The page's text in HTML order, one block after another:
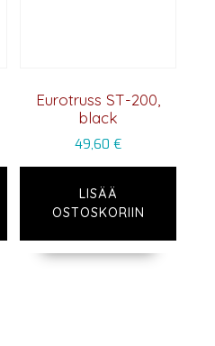
Eurotruss ST-200,
black
49,60€
LISÄÄ
OSTOSKORIIN